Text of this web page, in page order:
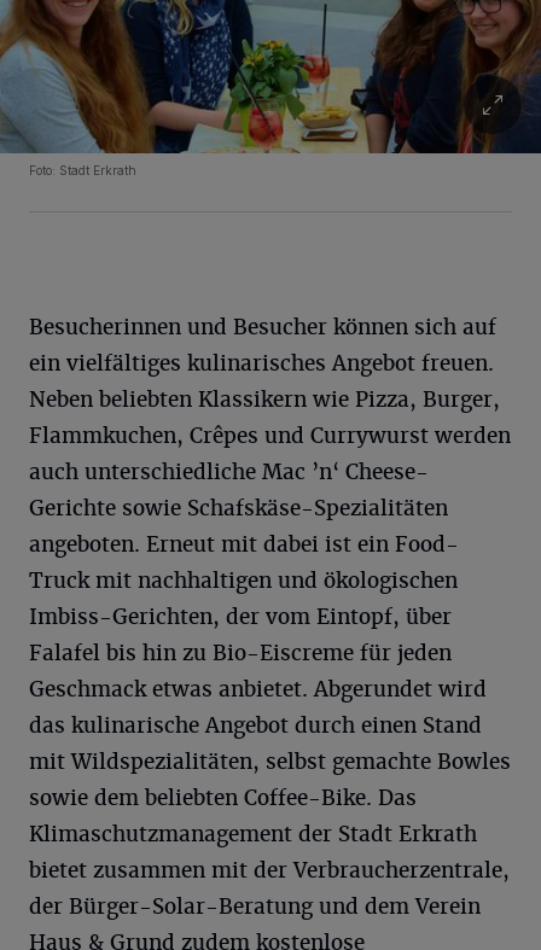
Foto: Stadt Erkrath
Besucherinnen und Besucher können sich auf
ein vielfältiges kulinarisches Angebot freuen.
Neben beliebten Klassikern wie Pizza, Burger,
Flammkuchen, Crêpes und Currywurst werden
auch unterschiedliche Mac ’n‘ Cheese-
Gerichte sowie Schafskäse-Spezialitäten
angeboten. Erneut mit dabei ist ein Food-
Truck mit nachhaltigen und ökologischen
Imbiss-Gerichten, der vom Eintopf, über
Falafel bis hin zu Bio-Eiscreme für jeden
Geschmack etwas anbietet. Abgerundet wird
das kulinarische Angebot durch einen Stand
mit Wildspezialitäten, selbst gemachte Bowles
sowie dem beliebten Coffee-Bike. Das
Klimaschutzmanagement der Stadt Erkrath
bietet zusammen mit der Verbraucherzentrale,
der Bürger-Solar-Beratung und dem Verein
Haus & Grund zudem kostenlose